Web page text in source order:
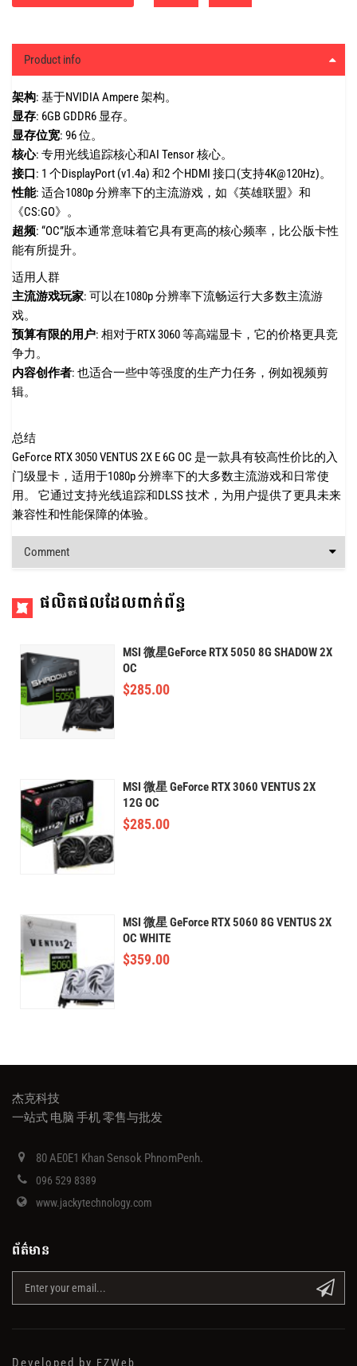
Product info
架构: 基于NVIDIA Ampere 架构。
显存: 6GB GDDR6 显存。
显存位宽: 96 位。
核心: 专用光线追踪核心和AI Tensor 核心。
接口: 1 个DisplayPort (v1.4a) 和2 个HDMI 接口(支持4K@120Hz)。
性能: 适合1080p 分辨率下的主流游戏，如《英雄联盟》和
《CS:GO》。
超频: “OC”版本通常意味着它具有更高的核心频率，比公版卡性
能有所提升。
适用人群
主流游戏玩家: 可以在1080p 分辨率下流畅运行大多数主流游
戏。
预算有限的用户: 相对于RTX 3060 等高端显卡，它的价格更具竞
争力。
内容创作者: 也适合一些中等强度的生产力任务，例如视频剪
辑。
总结
GeForce RTX 3050 VENTUS 2X E 6G OC 是一款具有较高性价比的入
门级显卡，适用于1080p 分辨率下的大多数主流游戏和日常使
用。 它通过支持光线追踪和DLSS 技术，为用户提供了更具未来
兼容性和性能保障的体验。
Comment
ផលិតផលដែលពាក់ព័ន្ធ
MSI 微星GeForce RTX 5050 8G SHADOW 2X
OC
$285.00
MSI 微星 GeForce RTX 3060 VENTUS 2X
12G OC
$285.00
MSI 微星 GeForce RTX 5060 8G VENTUS 2X
OC WHITE
$359.00
杰克科技
一站式 电脑 手机 零售与批发
80 AE0E1 Khan Sensok PhnomPenh.
096 529 8389
www.jackytechnology.com
ព័ត៌មាន
Developed by EZWeb